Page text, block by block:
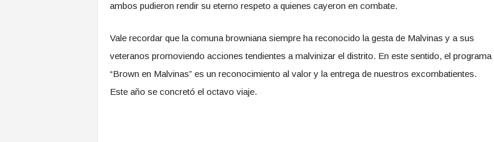
ambos pudieron rendir su eterno respeto a quienes cayeron en combate.
Vale recordar que la comuna browniana siempre ha reconocido la gesta de Malvinas y a sus
veteranos promoviendo acciones tendientes a malvinizar el distrito. En este sentido, el programa
“Brown en Malvinas” es un reconocimiento al valor y la entrega de nuestros excombatientes.
Este año se concretó el octavo viaje.